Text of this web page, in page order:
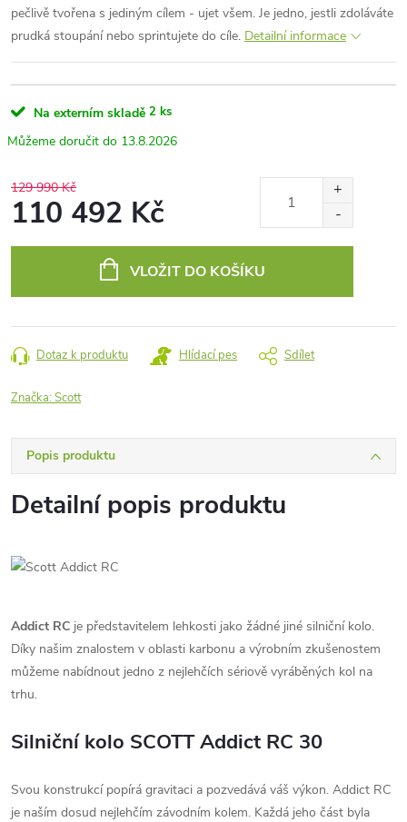
pečlivě tvořena s jediným cílem - ujet všem. Je jedno, jestli zdoláváte
prudká stoupání nebo sprintujete do cíle. Detailní informace
Na externím skladě 2 ks
13.8.2026
129 990 Kč
110 492 Kč
VLOŽIT DO KOŠÍKU
Dotaz k produktu Hlídací pes Sdílet
Značka:Scott
Popis produktu
Detailní popis produktu
Addict RC je představitelem lehkosti jako žádné jiné silniční kolo.
Díky našim znalostem v oblasti karbonu a výrobním zkušenostem
můžeme nabídnout jedno z nejlehčích sériově vyráběných kol na
trhu.
Silniční kolo SCOTT Addict RC 30
Svou konstrukcí popírá gravitaci a pozvedává váš výkon. Addict RC
je naším dosud nejlehčím závodním kolem. Každá jeho část byla